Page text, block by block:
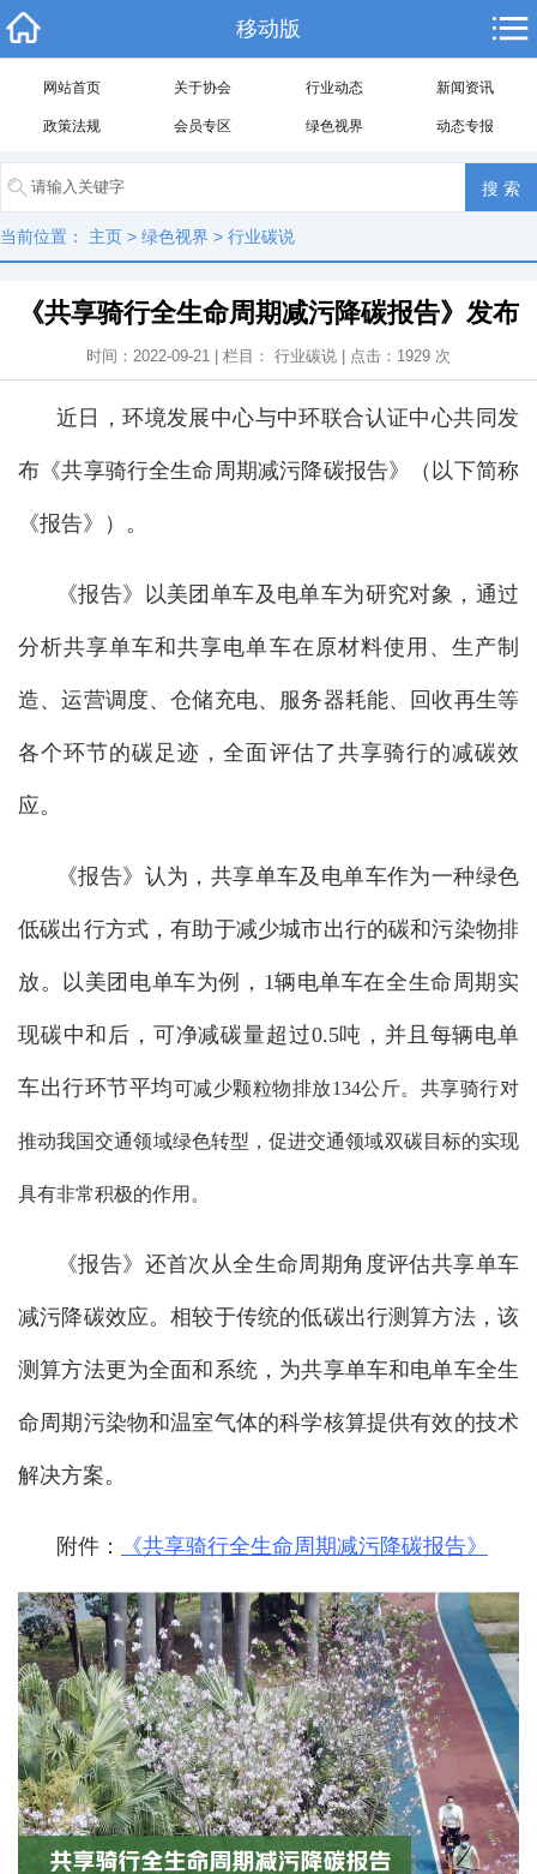
移动版
网站首页 关于协会 行业动态 新闻资讯
政策法规 会员专区 绿色视界 动态专报
当前位置： 主页 > 绿色视界 > 行业碳说
《共享骑行全生命周期减污降碳报告》发布
时间：2022-09-21 | 栏目： 行业碳说 | 点击： 1929 次
近日，环境发展中心与中环联合认证中心共同发
布《共享骑行全生命周期减污降碳报告》（以下简称
《报告》）。
《报告》以美团单车及电单车为研究对象，通过
分析共享单车和共享电单车在原材料使用、生产制
造、运营调度、仓储充电、服务器耗能、回收再生等
各个环节的碳足迹，全面评估了共享骑行的减碳效
应。
《报告》认为，共享单车及电单车作为一种绿色
低碳出行方式，有助于减少城市出行的碳和污染物排
放。以美团电单车为例，1辆电单车在全生命周期实
现碳中和后，可净减碳量超过0.5吨，并且每辆电单
车出行环节平均可减少颗粒物排放134公斤。共享骑行对
推动我国交通领域绿色转型，促进交通领域双碳目标的实现
具有非常积极的作用。
《报告》还首次从全生命周期角度评估共享单车
减污降碳效应。相较于传统的低碳出行测算方法，该
测算方法更为全面和系统，为共享单车和电单车全生
命周期污染物和温室气体的科学核算提供有效的技术
解决方案。
附件： 《共享骑行全生命周期减污降碳报告》